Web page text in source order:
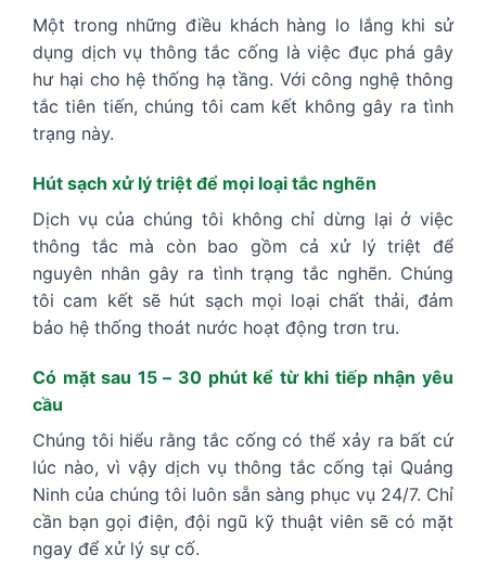
Một trong những điều khách hàng lo lắng khi sử
dụng dịch vụ thông tắc cống là việc đục phá gây
hư hại cho hệ thống hạ tầng. Với công nghệ thông
tắc tiên tiến, chúng tôi cam kết không gây ra tình
trạng này.
Hút sạch xử lý triệt để mọi loại tắc nghẽn
Dịch vụ của chúng tôi không chỉ dừng lại ở việc
thông tắc mà còn bao gồm cả xử lý triệt để
nguyên nhân gây ra tình trạng tắc nghẽn. Chúng
tôi cam kết sẽ hút sạch mọi loại chất thải, đảm
bảo hệ thống thoát nước hoạt động trơn tru.
Có mặt sau 15 – 30 phút kể từ khi tiếp nhận yêu
cầu
Chúng tôi hiểu rằng tắc cống có thể xảy ra bất cứ
lúc nào, vì vậy dịch vụ thông tắc cống tại Quảng
Ninh của chúng tôi luôn sẵn sàng phục vụ 24/7. Chỉ
cần bạn gọi điện, đội ngũ kỹ thuật viên sẽ có mặt
ngay để xử lý sự cố.